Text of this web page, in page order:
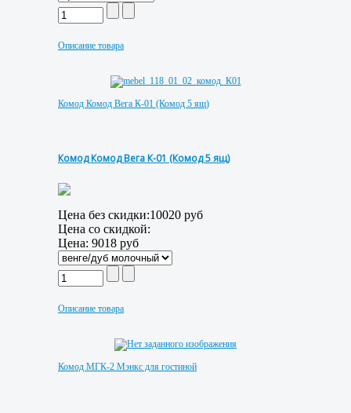
Описание товара
Комод Комод Вега К-01 (Комод 5 ящ)
Комод Комод Вега К-01 (Комод 5 ящ)
Цена без скидки:10020 руб
Цена со скидкой:
Цена: 9018 руб
Описание товара
Комод МГК-2 Мэнкс для гостиной